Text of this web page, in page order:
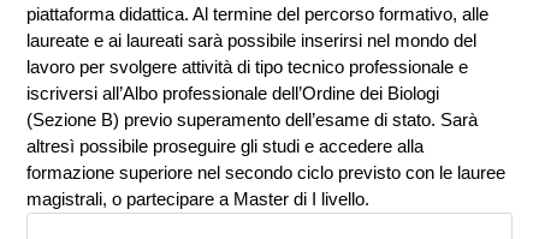
piattaforma didattica. Al termine del percorso formativo, alle
laureate e ai laureati sarà possibile inserirsi nel mondo del
lavoro per svolgere attività di tipo tecnico professionale e
iscriversi all’Albo professionale dell’Ordine dei Biologi
(Sezione B) previo superamento dell’esame di stato. Sarà
altresì possibile proseguire gli studi e accedere alla
formazione superiore nel secondo ciclo previsto con le lauree
magistrali, o partecipare a Master di I livello.